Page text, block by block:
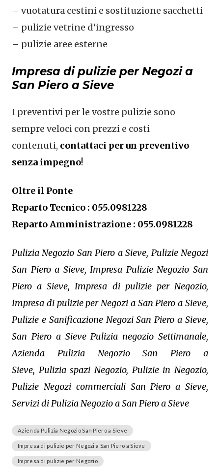
– vuotatura cestini e sostituzione sacchetti
– pulizie vetrine d’ingresso
– pulizie aree esterne
Impresa di pulizie per Negozi a
San Piero a Sieve
I preventivi per le vostre pulizie sono
sempre veloci con prezzi e costi
contenuti, contattaci per un preventivo
senza impegno!
Oltre il Ponte
Reparto Tecnico : 055.0981228
Reparto Amministrazione : 055.0981228
Pulizia Negozio San Piero a Sieve, Pulizie Negozi
San Piero a Sieve, Impresa Pulizie Negozio San
Piero a Sieve, Impresa di pulizie per Negozio,
Impresa di pulizie per Negozi a San Piero a Sieve,
Pulizie e Sanificazione Negozi San Piero a Sieve,
San Piero a Sieve Pulizia negozio Settimanale,
Azienda Pulizia Negozio San Piero a
Sieve, Pulizia spazi Negozio, Pulizie in Negozio,
Pulizie Negozi commerciali San Piero a Sieve,
Servizi di Pulizia Negozio a San Piero a Sieve
Azienda Pulizia Negozio San Piero a Sieve
Impresa di pulizie per Negozi a San Piero a Sieve
Impresa di pulizie per Negozio